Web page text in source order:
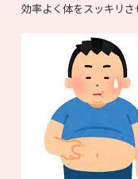
効率よく体をスッキリさ